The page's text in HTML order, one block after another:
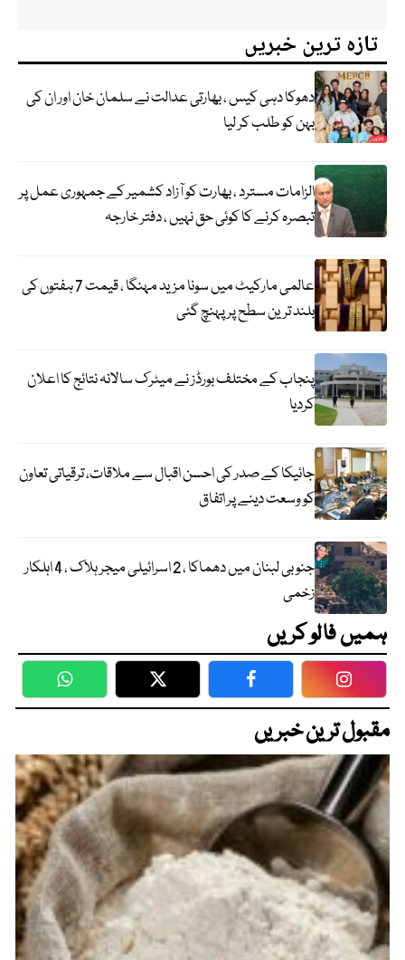
تازہ ترین خبریں
دھوکا دہی کیس ، بھارتی عدالت نے سلمان خان اور ان کی
بہن کو طلب کر لیا
الزامات مسترد ، بھارت کو آزاد کشمیر کے جمہوری عمل پر
تبصرہ کرنے کا کوئی حق نہیں ، دفتر خارجہ
عالمی مارکیٹ میں سونا مزید مہنگا ، قیمت 7 ہفتوں کی
بلند ترین سطح پر پہنچ گئی
پنجاب کے مختلف بورڈز نے میٹرک سالانہ نتائج کا اعلان
کردیا
جائیکا کے صدر کی احسن اقبال سے ملاقات، ترقیاتی تعاون
کو وسعت دینے پر اتفاق
جنوبی لبنان میں دھماکا ، 2 اسرائیلی میجر ہلاک ، 4 اہلکار
زخمی
ہمیں فالو کریں
WhatsApp Twitter Facebook
مقبول ترین خبریں